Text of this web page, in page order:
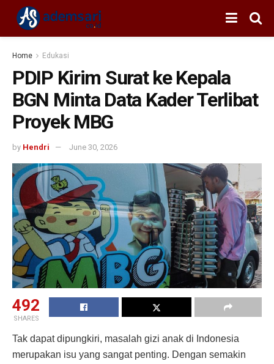
Home Edukasi
PDIP Kirim Surat ke Kepala
BGN Minta Data Kader Terlibat
Proyek MBG
by Hendri June 30, 2026
492
SHARES
Tak dapat dipungkiri, masalah gizi anak di Indonesia
merupakan isu yang sangat penting. Dengan semakin